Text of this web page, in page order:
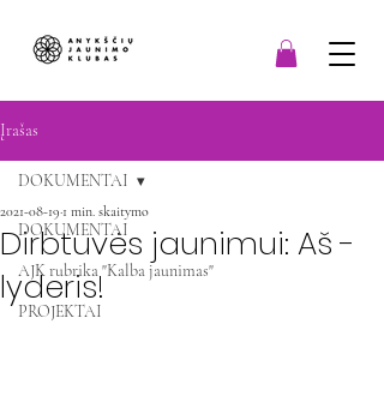
Įrašas
DOKUMENTAI
AJK rubrika "Kalba jaunimas"
PROJEKTAI
DOKUMENTAI
Dirbtuvės jaunimui: Aš -
lyderis!
2021-08-19 1 min. skaitymo